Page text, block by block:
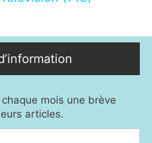
mois une brève
articles.